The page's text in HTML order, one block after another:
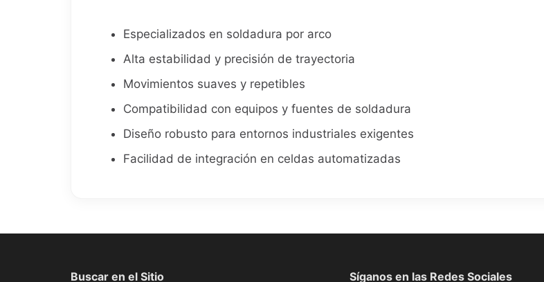
Especializados en soldadura por arco
Alta estabilidad y precisión de trayectoria
Movimientos suaves y repetibles
Compatibilidad con equipos y fuentes de soldadura
Diseño robusto para entornos industriales exigentes
Facilidad de integración en celdas automatizadas
Buscar en el Sitio Síganos en las Redes Sociales